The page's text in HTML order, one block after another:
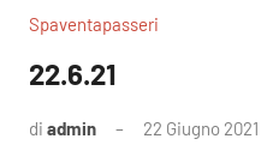
Spaventapasseri
22.6.21
di admin 22 Giugno 2021